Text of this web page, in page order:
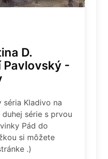
D.
Pavlovský -
séria Kladivo na
série s prvou
Pád do
si môžete
.)